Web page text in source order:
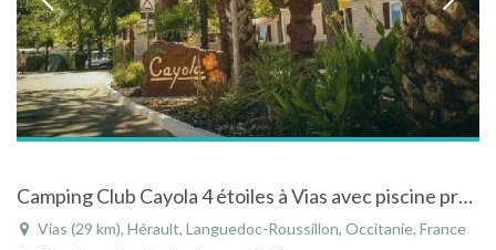
Camping Club Cayola 4 étoiles à Vias avec piscine proche de la mer Méditeranée
Vias (29 km), Hérault, Languedoc-Roussillon, Occitanie, France